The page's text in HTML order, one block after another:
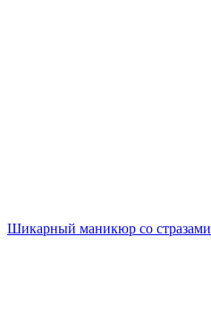
Шикарный маникюр со стразами